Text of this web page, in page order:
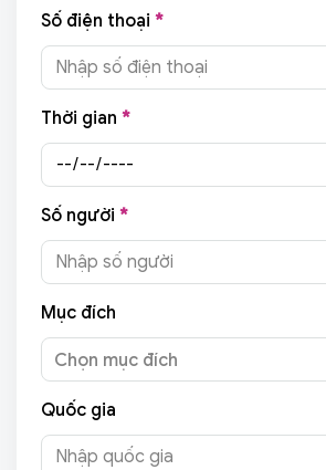
Số điện thoại *
Thời gian *
Số người *
Mục đích
Chọn mục đích
Quốc gia